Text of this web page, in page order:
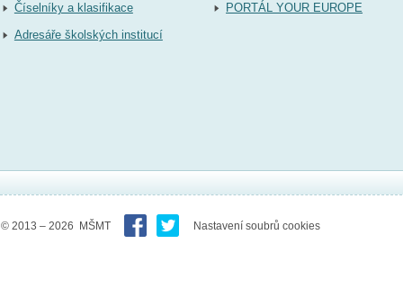
Číselníky a klasifikace
Adresáře školských institucí
PORTÁL YOUR EUROPE
© 2013 – 2026 MŠMT Nastavení soubrů cookies